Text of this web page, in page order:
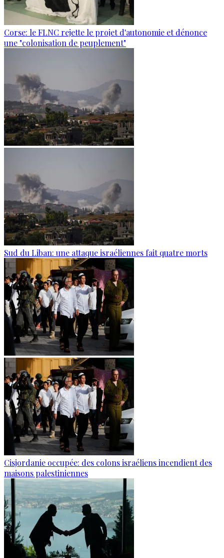
Corse: le FLNC rejette le projet d'autonomie et dénonce
une "colonisation de peuplement"
Sud du Liban: une attaque israéliennes fait quatre morts
Cisjordanie occupée: des colons israéliens incendient des
maisons palestiniennes